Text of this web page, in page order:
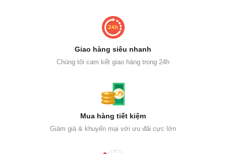
Giao hàng siêu nhanh
Chúng tôi cam kết giao hàng trong 24h
Mua hàng tiết kiệm
Giảm giá & khuyến mại với ưu đãi cực lớn